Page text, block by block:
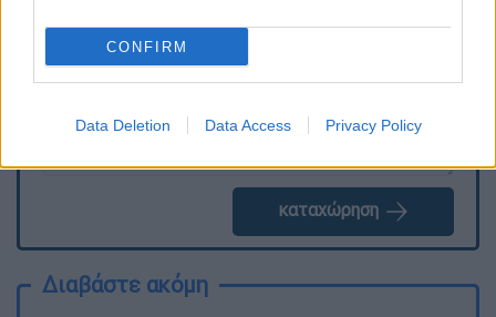
CONFIRM
Data Deletion Data Access Privacy Policy
καταχώρηση
Διαβάστε ακόμη